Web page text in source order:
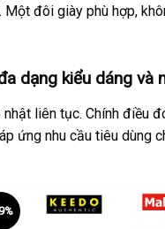
đôi giày phù hợp,
dạng kiểu dáng và
liên tục. Chính điều
ứng nhu cầu tiêu dùng